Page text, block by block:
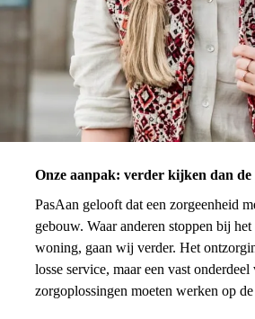
Onze aanpak: verder kijken dan de
PasAan gelooft dat een zorgeenheid
gebouw. Waar anderen stoppen bij
woning, gaan wij verder. Het
losse service, maar een vast
zorgoplossingen moeten werken op